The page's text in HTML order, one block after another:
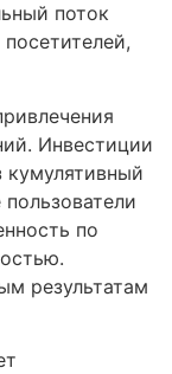
поток
Инвестиции
по
результатам